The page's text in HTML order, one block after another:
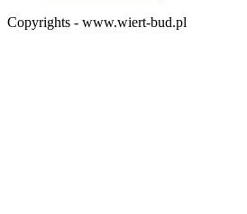
Copyrights - www.wiert-bud.pl